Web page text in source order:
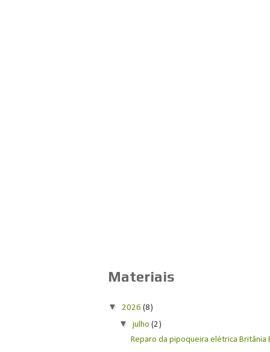
Materiais
▼ 2026(8)
▼julho(2)
Reparo da pipoqueira elétrica Britânia